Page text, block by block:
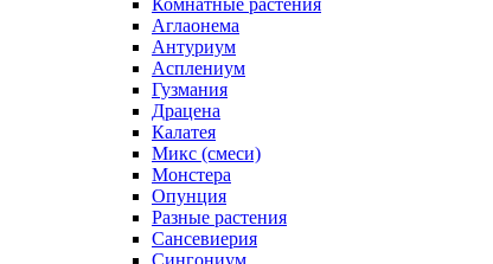
Комнатные растения
Аглаонема
Антуриум
Асплениум
Гузмания
Драцена
Калатея
Микс (смеси)
Монстера
Опунция
Разные растения
Сансевиерия
Сингониум